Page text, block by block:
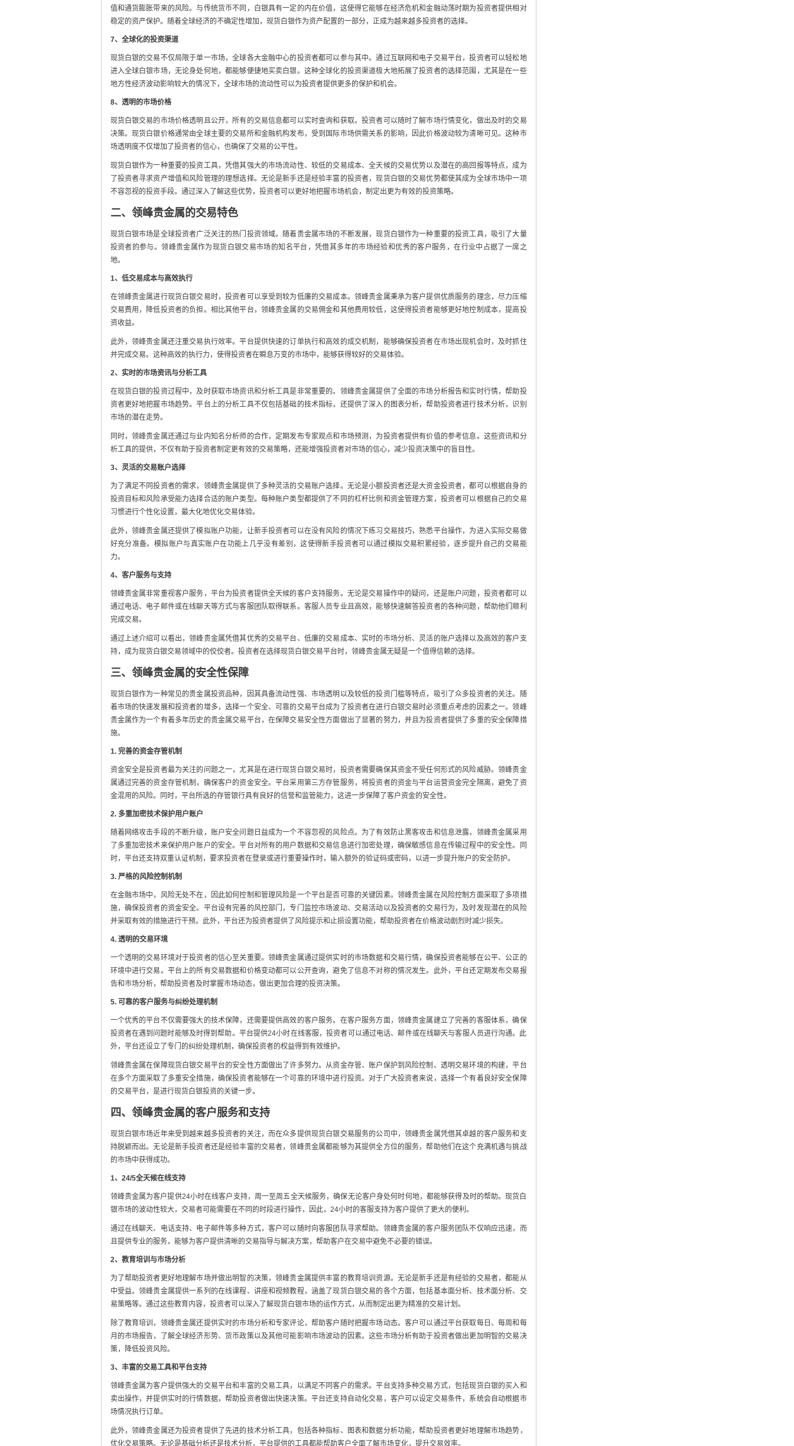
值和通货膨胀带来的风险。与传统货币不同，白银具有一定的内在价值，这使得它能够在经济危机和金融动荡时期为投资者提供相对
稳定的资产保护。随着全球经济的不确定性增加，现货白银作为资产配置的一部分，正成为越来越多投资者的选择。
7、全球化的投资渠道
现货白银的交易不仅局限于单一市场，全球各大金融中心的投资者都可以参与其中。通过互联网和电子交易平台，投资者可以轻松地
进入全球白银市场，无论身处何地，都能够便捷地买卖白银。这种全球化的投资渠道极大地拓展了投资者的选择范围，尤其是在一些
地方性经济波动影响较大的情况下，全球市场的流动性可以为投资者提供更多的保护和机会。
8、透明的市场价格
现货白银交易的市场价格透明且公开，所有的交易信息都可以实时查询和获取。投资者可以随时了解市场行情变化，做出及时的交易
决策。现货白银价格通常由全球主要的交易所和金融机构发布，受到国际市场供需关系的影响，因此价格波动较为清晰可见。这种市
场透明度不仅增加了投资者的信心，也确保了交易的公平性。
现货白银作为一种重要的投资工具，凭借其强大的市场流动性、较低的交易成本、全天候的交易优势以及潜在的高回报等特点，成为
了投资者寻求资产增值和风险管理的理想选择。无论是新手还是经验丰富的投资者，现货白银的交易优势都使其成为全球市场中一项
不容忽视的投资手段。通过深入了解这些优势，投资者可以更好地把握市场机会，制定出更为有效的投资策略。
二、领峰贵金属的交易特色
现货白银市场是全球投资者广泛关注的热门投资领域。随着贵金属市场的不断发展，现货白银作为一种重要的投资工具，吸引了大量
投资者的参与。领峰贵金属作为现货白银交易市场的知名平台，凭借其多年的市场经验和优秀的客户服务，在行业中占据了一席之
地。
1、低交易成本与高效执行
在领峰贵金属进行现货白银交易时，投资者可以享受到较为低廉的交易成本。领峰贵金属秉承为客户提供优质服务的理念，尽力压缩
交易费用，降低投资者的负担。相比其他平台，领峰贵金属的交易佣金和其他费用较低，这使得投资者能够更好地控制成本，提高投
资收益。
此外，领峰贵金属还注重交易执行效率。平台提供快速的订单执行和高效的成交机制，能够确保投资者在市场出现机会时，及时抓住
并完成交易。这种高效的执行力，使得投资者在瞬息万变的市场中，能够获得较好的交易体验。
2、实时的市场资讯与分析工具
在现货白银的投资过程中，及时获取市场资讯和分析工具是非常重要的。领峰贵金属提供了全面的市场分析报告和实时行情，帮助投
资者更好地把握市场趋势。平台上的分析工具不仅包括基础的技术指标，还提供了深入的图表分析，帮助投资者进行技术分析，识别
市场的潜在走势。
同时，领峰贵金属还通过与业内知名分析师的合作，定期发布专家观点和市场预测，为投资者提供有价值的参考信息。这些资讯和分
析工具的提供，不仅有助于投资者制定更有效的交易策略，还能增强投资者对市场的信心，减少投资决策中的盲目性。
3、灵活的交易账户选择
为了满足不同投资者的需求，领峰贵金属提供了多种灵活的交易账户选择。无论是小额投资者还是大资金投资者，都可以根据自身的
投资目标和风险承受能力选择合适的账户类型。每种账户类型都提供了不同的杠杆比例和资金管理方案，投资者可以根据自己的交易
习惯进行个性化设置，最大化地优化交易体验。
此外，领峰贵金属还提供了模拟账户功能，让新手投资者可以在没有风险的情况下练习交易技巧，熟悉平台操作，为进入实际交易做
好充分准备。模拟账户与真实账户在功能上几乎没有差别，这使得新手投资者可以通过模拟交易积累经验，逐步提升自己的交易能
力。
4、客户服务与支持
领峰贵金属非常重视客户服务，平台为投资者提供全天候的客户支持服务。无论是交易操作中的疑问，还是账户问题，投资者都可以
通过电话、电子邮件或在线聊天等方式与客服团队取得联系。客服人员专业且高效，能够快速解答投资者的各种问题，帮助他们顺利
完成交易。
通过上述介绍可以看出，领峰贵金属凭借其优秀的交易平台、低廉的交易成本、实时的市场分析、灵活的账户选择以及高效的客户支
持，成为现货白银交易领域中的佼佼者。投资者在选择现货白银交易平台时，领峰贵金属无疑是一个值得信赖的选择。
三、领峰贵金属的安全性保障
现货白银作为一种常见的贵金属投资品种，因其具备流动性强、市场透明以及较低的投资门槛等特点，吸引了众多投资者的关注。随
着市场的快速发展和投资者的增多，选择一个安全、可靠的交易平台成为了投资者在进行白银交易时必须重点考虑的因素之一。领峰
贵金属作为一个有着多年历史的贵金属交易平台，在保障交易安全性方面做出了显著的努力，并且为投资者提供了多重的安全保障措
施。
1. 完善的资金存管机制
资金安全是投资者最为关注的问题之一，尤其是在进行现货白银交易时，投资者需要确保其资金不受任何形式的风险威胁。领峰贵金
属通过完善的资金存管机制，确保客户的资金安全。平台采用第三方存管服务，将投资者的资金与平台运营资金完全隔离，避免了资
金混用的风险。同时，平台所选的存管银行具有良好的信誉和监管能力，这进一步保障了客户资金的安全性。
2. 多重加密技术保护用户账户
随着网络攻击手段的不断升级，账户安全问题日益成为一个不容忽视的风险点。为了有效防止黑客攻击和信息泄露，领峰贵金属采用
了多重加密技术来保护用户账户的安全。平台对所有的用户数据和交易信息进行加密处理，确保敏感信息在传输过程中的安全性。同
时，平台还支持双重认证机制，要求投资者在登录或进行重要操作时，输入额外的验证码或密码，以进一步提升账户的安全防护。
3. 严格的风险控制机制
在金融市场中，风险无处不在，因此如何控制和管理风险是一个平台是否可靠的关键因素。领峰贵金属在风险控制方面采取了多项措
施，确保投资者的资金安全。平台设有完善的风控部门，专门监控市场波动、交易活动以及投资者的交易行为，及时发现潜在的风险
并采取有效的措施进行干预。此外，平台还为投资者提供了风险提示和止损设置功能，帮助投资者在价格波动剧烈时减少损失。
4. 透明的交易环境
一个透明的交易环境对于投资者的信心至关重要。领峰贵金属通过提供实时的市场数据和交易行情，确保投资者能够在公平、公正的
环境中进行交易。平台上的所有交易数据和价格变动都可以公开查询，避免了信息不对称的情况发生。此外，平台还定期发布交易报
告和市场分析，帮助投资者及时掌握市场动态，做出更加合理的投资决策。
5. 可靠的客户服务与纠纷处理机制
一个优秀的平台不仅需要强大的技术保障，还需要提供高效的客户服务。在客户服务方面，领峰贵金属建立了完善的客服体系，确保
投资者在遇到问题时能够及时得到帮助。平台提供24小时在线客服，投资者可以通过电话、邮件或在线聊天与客服人员进行沟通。此
外，平台还设立了专门的纠纷处理机制，确保投资者的权益得到有效维护。
领峰贵金属在保障现货白银交易平台的安全性方面做出了许多努力。从资金存管、账户保护到风险控制、透明交易环境的构建，平台
在多个方面采取了多重安全措施，确保投资者能够在一个可靠的环境中进行投资。对于广大投资者来说，选择一个有着良好安全保障
的交易平台，是进行现货白银投资的关键一步。
四、领峰贵金属的客户服务和支持
现货白银市场近年来受到越来越多投资者的关注，而在众多提供现货白银交易服务的公司中，领峰贵金属凭借其卓越的客户服务和支
持脱颖而出。无论是新手投资者还是经验丰富的交易者，领峰贵金属都能够为其提供全方位的服务，帮助他们在这个充满机遇与挑战
的市场中获得成功。
1、24/5全天候在线支持
领峰贵金属为客户提供24小时在线客户支持，周一至周五全天候服务，确保无论客户身处何时何地，都能够获得及时的帮助。现货白
银市场的波动性较大，交易者可能需要在不同的时段进行操作，因此，24小时的客服支持为客户提供了更大的便利。
通过在线聊天、电话支持、电子邮件等多种方式，客户可以随时向客服团队寻求帮助。领峰贵金属的客户服务团队不仅响应迅速，而
且提供专业的服务，能够为客户提供清晰的交易指导与解决方案，帮助客户在交易中避免不必要的错误。
2、教育培训与市场分析
为了帮助投资者更好地理解市场并做出明智的决策，领峰贵金属提供丰富的教育培训资源。无论是新手还是有经验的交易者，都能从
中受益。领峰贵金属提供一系列的在线课程、讲座和视频教程，涵盖了现货白银交易的各个方面，包括基本面分析、技术面分析、交
易策略等。通过这些教育内容，投资者可以深入了解现货白银市场的运作方式，从而制定出更为精准的交易计划。
除了教育培训，领峰贵金属还提供实时的市场分析和专家评论，帮助客户随时把握市场动态。客户可以通过平台获取每日、每周和每
月的市场报告，了解全球经济形势、货币政策以及其他可能影响市场波动的因素。这些市场分析有助于投资者做出更加明智的交易决
策，降低投资风险。
3、丰富的交易工具和平台支持
领峰贵金属为客户提供强大的交易平台和丰富的交易工具，以满足不同客户的需求。平台支持多种交易方式，包括现货白银的买入和
卖出操作，并提供实时的行情数据，帮助投资者做出快速决策。平台还支持自动化交易，客户可以设定交易条件，系统会自动根据市
场情况执行订单。
此外，领峰贵金属还为投资者提供了先进的技术分析工具，包括各种指标、图表和数据分析功能，帮助投资者更好地理解市场趋势，
优化交易策略。无论是基础分析还是技术分析，平台提供的工具都能帮助客户全面了解市场变化，提升交易效率。